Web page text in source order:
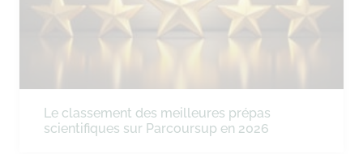
Le classement des meilleures prépas
scientifiques sur Parcoursup en 2026